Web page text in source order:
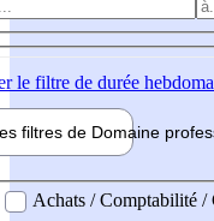
le filtre de durée
filtres de Domaine pro
professionel
Achats / Comptabilité /